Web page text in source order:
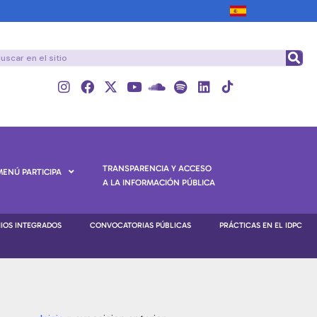
PARTICIPA
TRANSPARENCIA Y ACCESO
A LA INFORMACIÓN PÚBLICA
INTEGRADOS CONVOCATORIAS PÚBLICAS
PRÁCTICAS EN EL IDPC